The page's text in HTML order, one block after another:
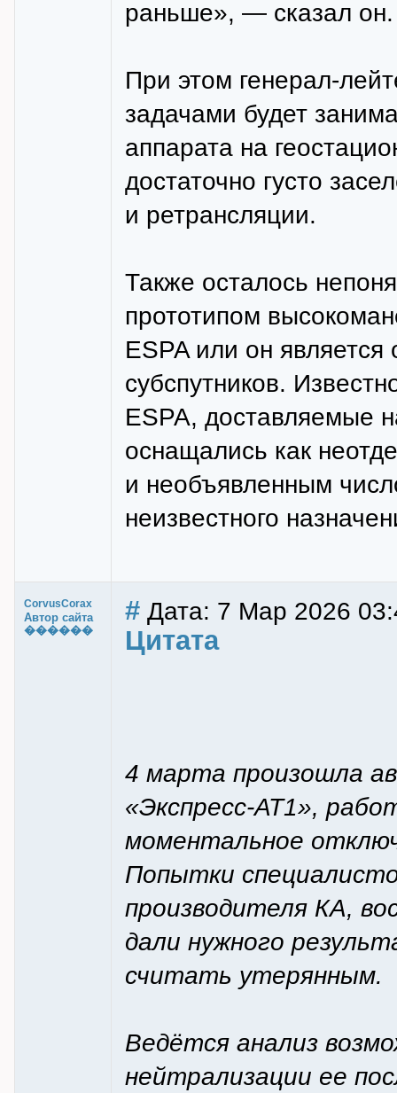
раньше», — сказал он.
При этом генерал-
задачами будет
аппарата на
достаточно густо
и ретрансляции.
Также осталось
прототипом
ESPA или он
субспутников.
ESPA, доставляемые
оснащались как
и необъявленным
неизвестного
CorvusCorax
Автор сайта
������
# Дата: 7 Мар 2026
Цитата
4 марта произошла
«Экспресс-АТ1»,
моментальное
Попытки
производителя КА,
дали нужного
считать утерянным.
Ведётся анализ
нейтрализации ее